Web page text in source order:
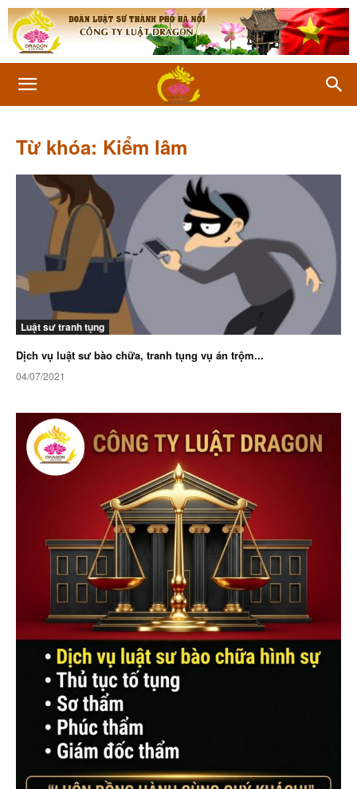
Từ khóa: Kiểm lâm
Luật sư tranh tụng
Dịch vụ luật sư bào chữa, tranh tụng vụ án trộm...
04/07/2021